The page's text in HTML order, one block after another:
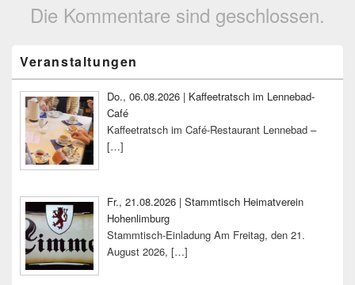
Die Kommentare sind geschlossen.
Seitenleisten-
Widgetbereich
Veranstaltungen
Do., 06.08.2026 | Kaffeetratsch im Lennebad-
Café
Kaffeetratsch im Café-Restaurant Lennebad –
[…]
Fr., 21.08.2026 | Stammtisch Heimatverein
Hohenlimburg
Stammtisch-Einladung Am Freitag, den 21.
August 2026, […]